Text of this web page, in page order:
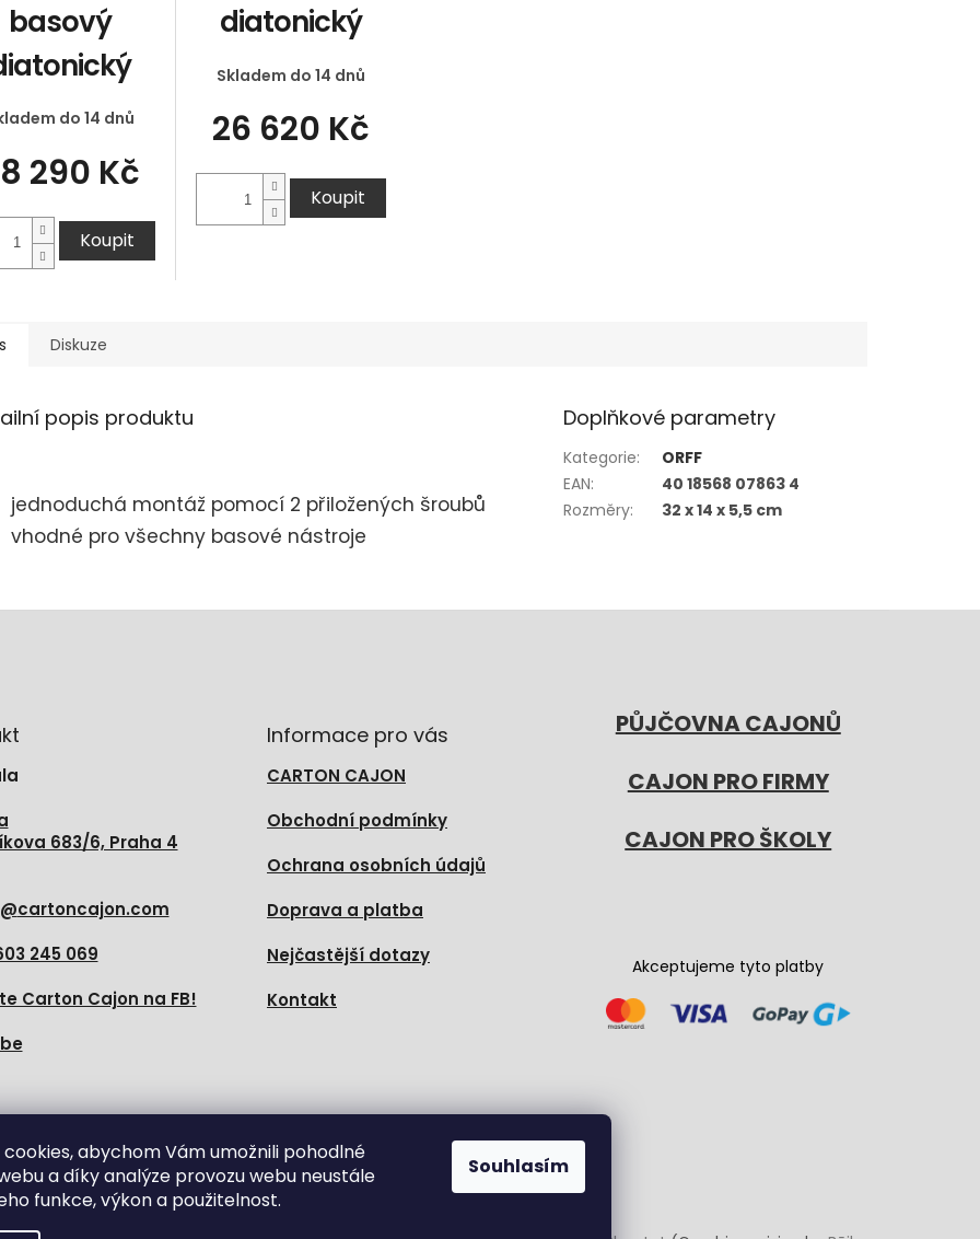
abychom Vám umožnili pohodlné
a díky analýze provozu webu neustále
funkce, výkon a použitelnost.
Souhlasím
basový
do 14 dnů
290 Kč
Koupit
diatonický
Skladem do 14 dnů
26 620 Kč
Koupit
Diskuze
popis produktu
jednoduchá montáž pomocí 2 přiložených šroubů
vhodné pro všechny basové nástroje
Doplňkové parametry
Kategorie:
ORFF
EAN:
40 18568 07863 4
Rozměry: 32 x 14 x 5,5 cm
683/6, Praha 4
@cartoncajon.com
245 069
Carton Cajon na FB!
Informace pro vás
CARTON CAJON
Obchodní podmínky
Ochrana osobních údajů
Doprava a platba
Nejčastější dotazy
Kontakt
PŮJČOVNA CAJONŮ
CAJON PRO FIRMY
CAJON PRO ŠKOLY
Akceptujeme tyto platby